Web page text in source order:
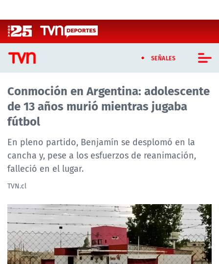
SEÑALES
CASTING MASTERCHEF CHILE
CASTING TVN VERTICAL
TVN VERTICAL
TVN PLAY
PROGRAMAS
TELESERIES
NTV
ACTUALIDAD Y TENDENCIAS
Conmoción en Argentina: adolescente
de 13 años murió mientras jugaba
fútbol
En pleno partido, Benjamín se desplomó en la
cancha y, pese a los esfuerzos de reanimación,
falleció en el lugar.
TVN.cl